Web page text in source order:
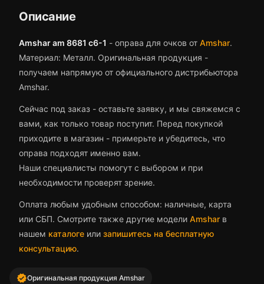
Описание
Amshar am 8681 c6-1 - оправа для очков от Amshar.
Материал: Металл. Оригинальная продукция -
получаем напрямую от официального дистрибьютора
Amshar.
Сейчас под заказ - оставьте заявку, и мы свяжемся с
вами, как только товар поступит. Перед покупкой
приходите в магазин - примерьте и убедитесь, что
оправа подходят именно вам.
Наши специалисты помогут с выбором и при
необходимости проверят зрение.
Оплата любым удобным способом: наличные, карта
или СБП. Смотрите также другие модели Amshar в
нашем каталоге или запишитесь на бесплатную
консультацию.
verifiedОригинальная продукция Amshar